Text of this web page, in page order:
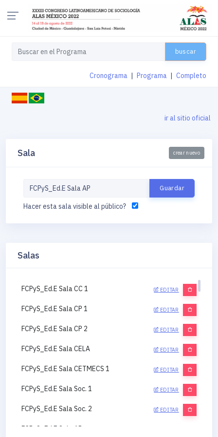
buscar
Cronograma Programa Completo
ir al sitio oficial
Sala crear nuevo
Hacer esta sala visible al público?
Salas
FCPyS_Ed.E Sala CC 1 EDITAR
FCPyS_Ed.E Sala CP 1 EDITAR
FCPyS_Ed.E Sala CP 2 EDITAR
FCPyS_Ed.E Sala CELA EDITAR
FCPyS_Ed.E Sala CETMECS 1 EDITAR
FCPyS_Ed.E Sala Soc. 1 EDITAR
FCPyS_Ed.E Sala Soc. 2 EDITAR
FCPyS_Ed.E Sala AP